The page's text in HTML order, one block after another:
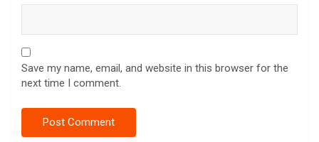
Save my name, email, and website in this browser for the
next time I comment.